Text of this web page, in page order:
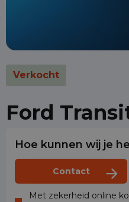
Verkocht
Ford
Hoe kunnen wij je
Contact
Met zekerheid online